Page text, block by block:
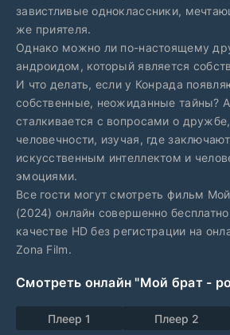
завистливые одноклассники,
же приятеля.
Однако можно ли по-настоящему
андроидом, который является
И что делать, если у Конрада
собственные, неожиданные тайны?
сталкивается с вопросами о
человечности, изучая, где
искусственным интеллектом и
эмоциями.
Все гости могут смотреть фильм
(2024) онлайн совершенно
качестве HD без регистрации на
Zona Film.
Смотреть онлайн "Мой брат -
Плеер 1 Плеер 2